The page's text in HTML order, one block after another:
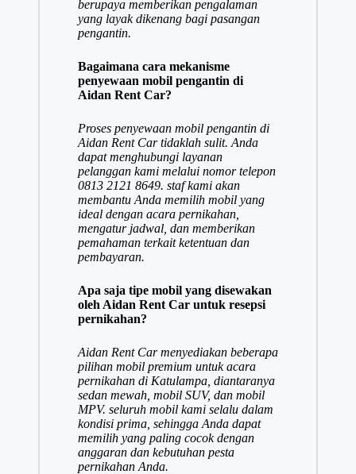
berupaya memberikan pengalaman
yang layak dikenang bagi pasangan
pengantin.
Bagaimana cara mekanisme
penyewaan mobil pengantin di
Aidan Rent Car?
Proses penyewaan mobil pengantin di
Aidan Rent Car tidaklah sulit. Anda
dapat menghubungi layanan
pelanggan kami melalui nomor telepon
0813 2121 8649. staf kami akan
membantu Anda memilih mobil yang
ideal dengan acara pernikahan,
mengatur jadwal, dan memberikan
pemahaman terkait ketentuan dan
pembayaran.
Apa saja tipe mobil yang disewakan
oleh Aidan Rent Car untuk resepsi
pernikahan?
Aidan Rent Car menyediakan beberapa
pilihan mobil premium untuk acara
pernikahan di Katulampa, diantaranya
sedan mewah, mobil SUV, dan mobil
MPV. seluruh mobil kami selalu dalam
kondisi prima, sehingga Anda dapat
memilih yang paling cocok dengan
anggaran dan kebutuhan pesta
pernikahan Anda.